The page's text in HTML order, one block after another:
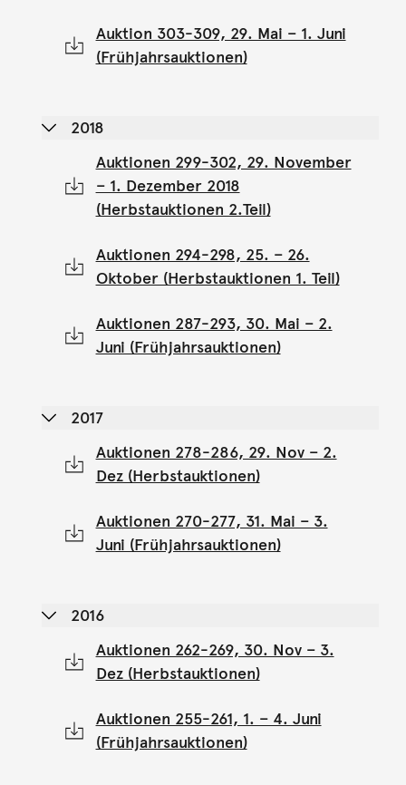
Auktion 303-309, 29. Mai – 1. Juni
(Frühjahrsauktionen)
2018
Auktionen 299-302, 29. November
– 1. Dezember 2018
(Herbstauktionen 2.Teil)
Auktionen 294-298, 25. – 26.
Oktober (Herbstauktionen 1. Teil)
Auktionen 287-293, 30. Mai – 2.
Juni (Frühjahrsauktionen)
2017
Auktionen 278-286, 29. Nov – 2.
Dez (Herbstauktionen)
Auktionen 270-277, 31. Mai – 3.
Juni (Frühjahrsauktionen)
2016
Auktionen 262-269, 30. Nov – 3.
Dez (Herbstauktionen)
Auktionen 255-261, 1. – 4. Juni
(Frühjahrsauktionen)